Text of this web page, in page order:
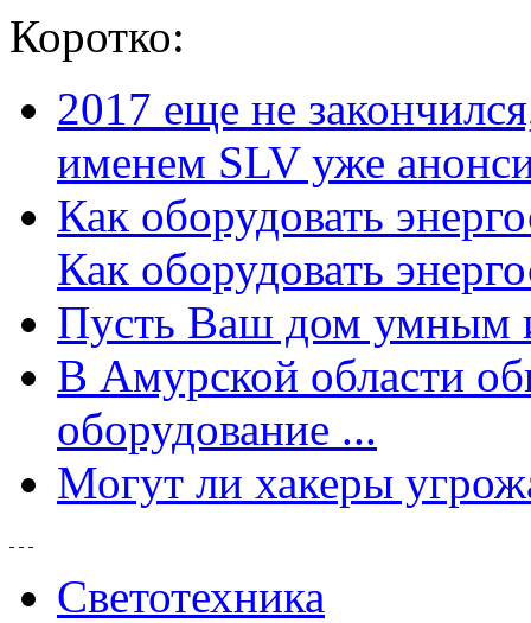
Коротко:
2017 еще не
именем SLV уже
Как оборудовать
Как оборудовать
Пусть Ваш дом умным
В Амурской области
оборудование ...
Могут ли хакеры
Светотехника